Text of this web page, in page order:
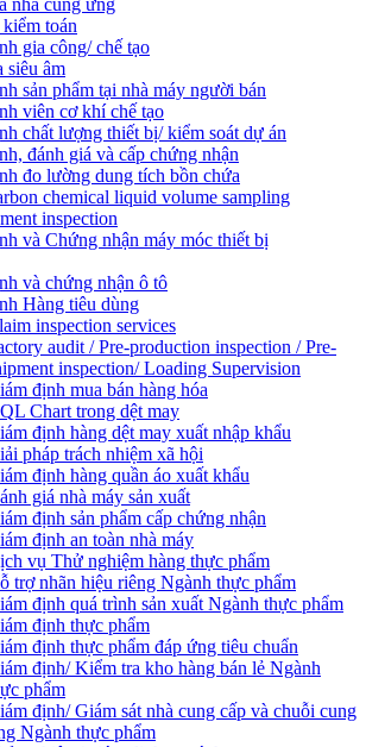
toán
gia công/ chế tạo
siêu âm
sản phẩm tại nhà máy người bán
viên cơ khí chế tạo
chất lượng thiết bị/ kiểm soát dự án
đánh giá và cấp chứng nhận
đo lường dung tích bồn chứa
chemical liquid volume sampling
inspection
và Chứng nhận máy móc thiết bị
và chứng nhận ô tô
Hàng tiêu dùng
inspection services
audit / Pre-production inspection / Pre-
inspection/ Loading Supervision
định mua bán hàng hóa
Chart trong dệt may
định hàng dệt may xuất nhập khẩu
pháp trách nhiệm xã hội
định hàng quần áo xuất khẩu
giá nhà máy sản xuất
định sản phẩm cấp chứng nhận
định an toàn nhà máy
vụ Thử nghiệm hàng thực phẩm
trợ nhãn hiệu riêng Ngành thực phẩm
định quá trình sản xuất Ngành thực phẩm
định thực phẩm
định thực phẩm đáp ứng tiêu chuẩn
định/ Kiểm tra kho hàng bán lẻ Ngành
phẩm
định/ Giám sát nhà cung cấp và chuỗi cung
Ngành thực phẩm